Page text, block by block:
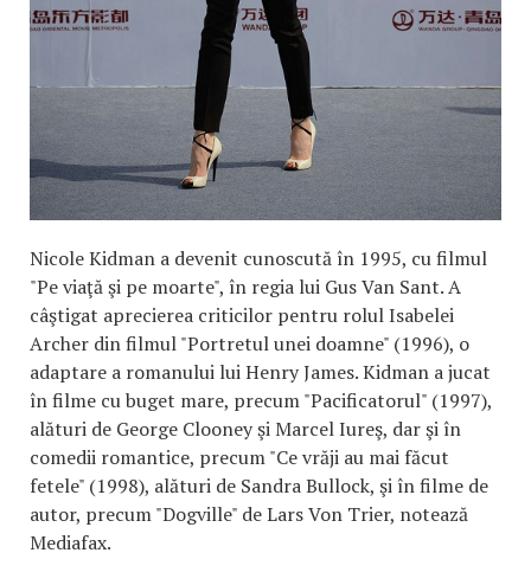
Nicole Kidman a devenit cunoscută în 1995, cu filmul
"Pe viaţă şi pe moarte", în regia lui Gus Van Sant. A
câştigat aprecierea criticilor pentru rolul Isabelei
Archer din filmul "Portretul unei doamne" (1996), o
adaptare a romanului lui Henry James. Kidman a jucat
în filme cu buget mare, precum "Pacificatorul" (1997),
alături de George Clooney şi Marcel Iureş, dar şi în
comedii romantice, precum "Ce vrăji au mai făcut
fetele" (1998), alături de Sandra Bullock, şi în filme de
autor, precum "Dogville" de Lars Von Trier, notează
Mediafax.